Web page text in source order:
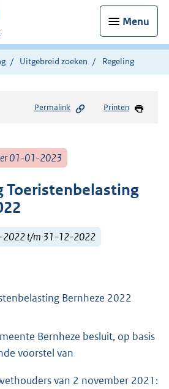
Menu
Uitgebreid zoeken Regeling
Permalink Printen
01-01-2023
Toeristenbelasting
2022 t/m 31-12-2022
Bernheze 2022
Bernheze besluit, op basis
voorstel van
van 2 november 2021: